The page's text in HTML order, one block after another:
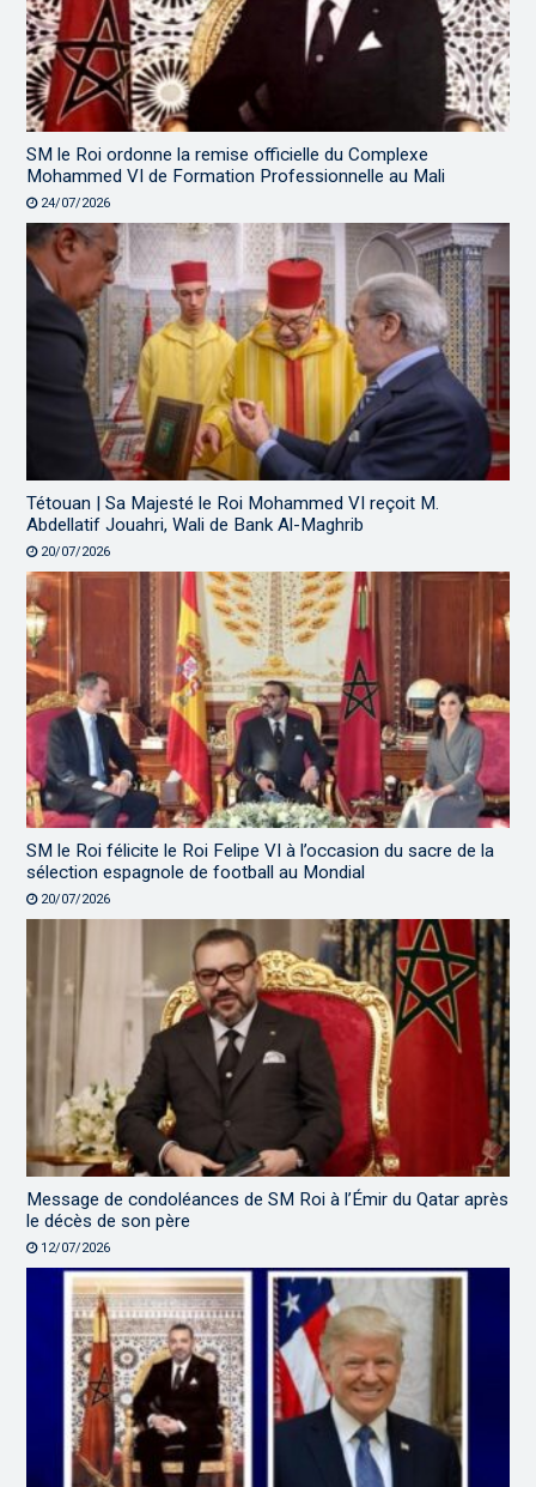
SM le Roi ordonne la remise officielle du Complexe
Mohammed VI de Formation Professionnelle au Mali
24/07/2026
Tétouan | Sa Majesté le Roi Mohammed VI reçoit M.
Abdellatif Jouahri, Wali de Bank Al-Maghrib
20/07/2026
SM le Roi félicite le Roi Felipe VI à l’occasion du sacre de la
sélection espagnole de football au Mondial
20/07/2026
Message de condoléances de SM Roi à l’Émir du Qatar après
le décès de son père
12/07/2026